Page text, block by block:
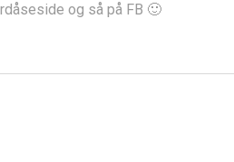
og så på FB 🙂